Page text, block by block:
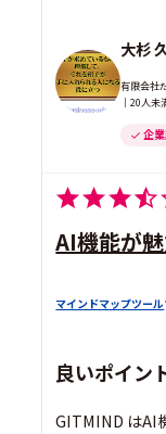
大杉
有限会社
｜20人
企
AI機能が
マインドマップツール
良いポイン
GITMIND はAI